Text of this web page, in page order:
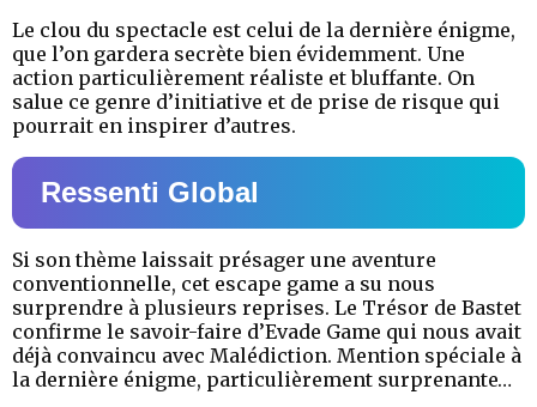
Le clou du spectacle est celui de la dernière énigme,
que l’on gardera secrète bien évidemment. Une
action particulièrement réaliste et bluffante. On
salue ce genre d’initiative et de prise de risque qui
pourrait en inspirer d’autres.
Ressenti Global
Si son thème laissait présager une aventure
conventionnelle, cet escape game a su nous
surprendre à plusieurs reprises. Le Trésor de Bastet
confirme le savoir-faire d’Evade Game qui nous avait
déjà convaincu avec Malédiction. Mention spéciale à
la dernière énigme, particulièrement surprenante…